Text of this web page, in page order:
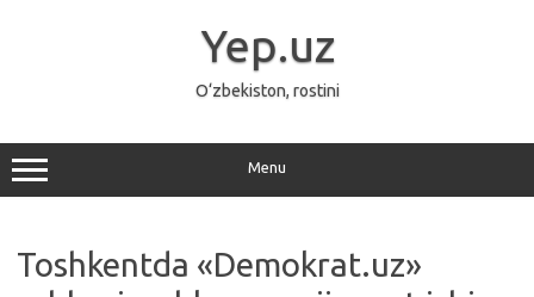
Yep.uz
O‘zbekiston, rostini
Menu
Toshkentda «Demokrat.uz»